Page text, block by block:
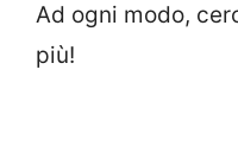
Ad ogni modo,
più!